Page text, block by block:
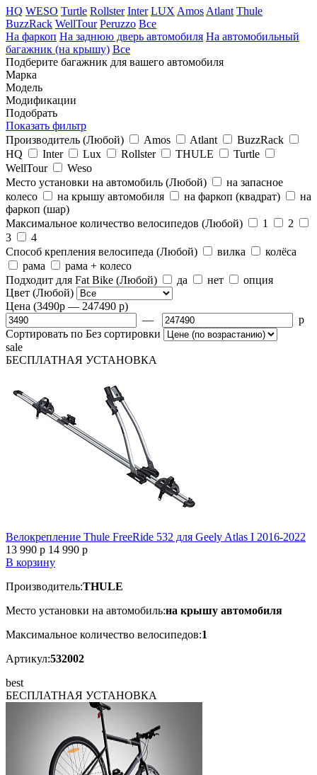
HQ WESO Turtle Rollster Inter LUX Amos Atlant Thule
BuzzRack WellTour Peruzzo Все
На фаркоп На заднюю дверь автомобиля На автомобильный
багажник (на крышу) Все
Подберите багажник для вашего автомобиля
Марка
Модель
Модификации
Подобрать
Показать фильтр
Производитель (Любой) Amos Atlant
BuzzRack
HQ
Inter Lux Rollster THULE
Turtle
WellTour
Weso
Место установки на автомобиль (Любой)
на запасное
колесо
на крышу автомобиля на фаркоп (квадрат)
на
фаркоп (шар)
Максимальное количество велосипедов (Любой) 1
2
3
4
Способ крепления велосипеда (Любой) вилка
колёса
рама
рама + колесо
Подходит для Fat Bike (Любой) да нет
опция
Цвет (Любой)
Цена (3490p — 247490 p)
—
p
Сортировать по Без сортировки
sale
БЕСПЛАТНАЯ УСТАНОВКА
Велокрепление Thule FreeRide 532 для Geely Atlas I 2016-2022
13 990 p 14 990 p
В корзину
Производитель:THULE
Место установки на автомобиль:на крышу автомобиля
Максимальное количество велосипедов:1
Артикул:532002
best
БЕСПЛАТНАЯ УСТАНОВКА